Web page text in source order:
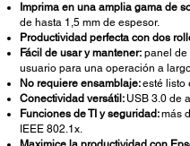
Imprima en una amplia gama de
de hasta 1,5 mm de espesor.
Productividad perfecta con dos
Fácil de usar y mantener:panel de
usuario para una operación a
No requiere ensamblaje:esté listo
Conectividad versátil: USB 3.0 de
Funciones de TI y seguridad:más
IEEE 802.1x.